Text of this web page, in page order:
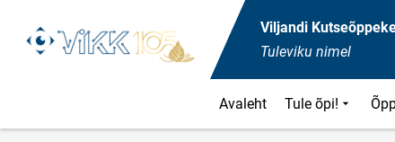
Viljandi
Tuleviku nimel
Avaleht Tule õpi!